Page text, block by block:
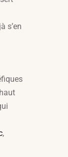
s’en
,